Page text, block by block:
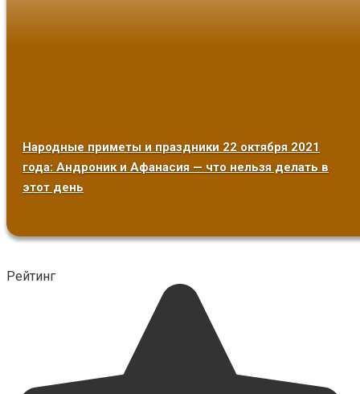
Народные приметы и праздники 22 октября 2021
года: Андроник и Афанасия — что нельзя делать в
этот день
Рейтинг